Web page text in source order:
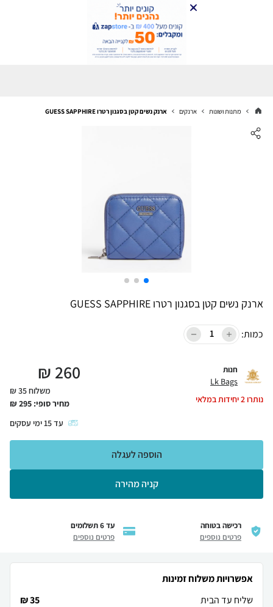
מתנות ושונות ארנקים ארנק נשים קטן בסגנון רטרו GUESS SAPPHIRE
ארנק נשים קטן בסגנון רטרו GUESS SAPPHIRE
כמות:
חנות
Lk Bags
נותרו2יחידות במלאי
260
₪
משלוח 35 ₪
מחיר סופי: 295
₪
עד15 ימי עסקים
קניה מהירה
הוספה לעגלה
רכישה בטוחה
פרטים נוספים
עד 6 תשלומים
פרטים נוספים
אפשרויות משלוח זמינות
שליח עד הבית
35 ₪